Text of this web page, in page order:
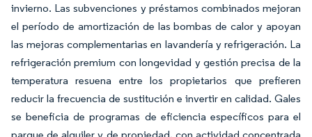
invierno. Las subvenciones y préstamos combinados mejoran
el período de amortización de las bombas de calor y apoyan
las mejoras complementarias en lavandería y refrigeración. La
refrigeración premium con longevidad y gestión precisa de la
temperatura resuena entre los propietarios que prefieren
reducir la frecuencia de sustitución e invertir en calidad. Gales
se beneficia de programas de eficiencia específicos para el
parque de alquiler y de propiedad, con actividad concentrada